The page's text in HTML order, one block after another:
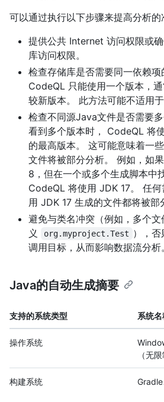
可以通过执行以下步骤来提高分析的
提供公共 Internet 访问权限或
库访问权限。
检查存储库是否需要同一依赖项
CodeQL 只能使用一个版本，
较新版本。 此方法可能不适用于
检查不同源Java文件是否需要多
看到多个版本时， CodeQL 将
的最高版本。 这可能意味着一
文件将被部分分析。 例如，如
8，但在一个或多个生成脚本中
CodeQL 将使用 JDK 17。 任
用 JDK 17 生成的文件都将被部
避免与类名冲突（例如，多个文
义
org.myproject.Test ），
调用目标，从而影响数据流分析。
Java的自动生成摘要
支持的系统类型 系统名
操作系统
（无限
构建系统